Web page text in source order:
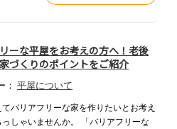
ーな平屋をお考えの方へ！老後
づくりのポイントをご紹介
： 平屋について
バリアフリーな家を作りたいとお考え
しゃいませんか。 「バリアフリーな